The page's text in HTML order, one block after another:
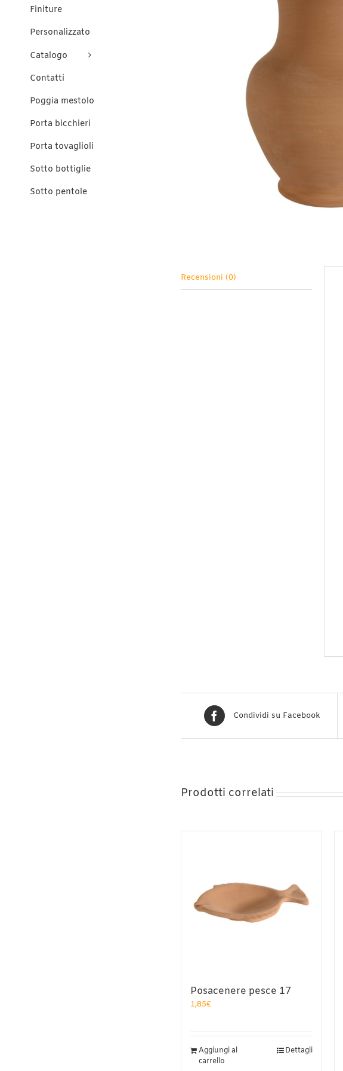
Recensioni (0)
Condividi su Facebook
Prodotti correlati
Posacenere pesce 17
1,85€
Aggiungi al
carrello
Dettagli
Finiture
Personalizzato
Catalogo
Contatti
Poggia mestolo
Porta bicchieri
Porta tovaglioli
Sotto bottiglie
Sotto pentole